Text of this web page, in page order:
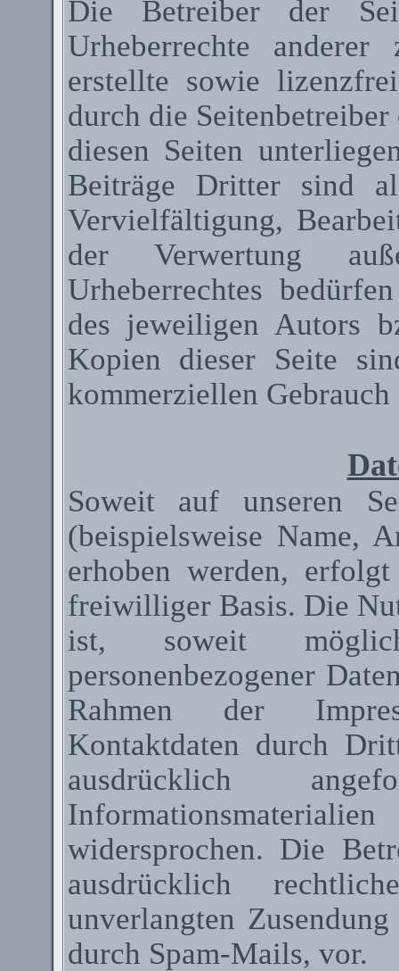
Die Betreiber der
Urheberrechte
erstellte sowie
durch die
diesen Seiten
Beiträge Dritter sind
Vervielfältigung,
der Verwertung
Urheberrechtes
des jeweiligen Autors
Kopien dieser Seite
kommerziellen Gebrauch
Soweit auf unseren
(beispielsweise Name,
erhoben werden,
freiwilliger Basis. Die
ist, soweit
personenbezogener
Rahmen der
Kontaktdaten durch
ausdrücklich
widersprochen. Die
ausdrücklich
unverlangten
durch Spam-Mails, vor.